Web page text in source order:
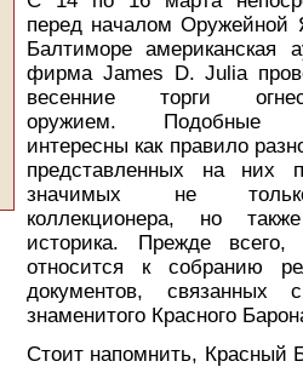
перед началом Оружейной
Балтиморе американская
фирма James D. Julia
весенние торги
оружием. Подобные
интересны как правило
представленных на них
значимых не
коллекционера, но
историка. Прежде всего,
относится к собранию
документов, связанных
знаменитого Красного
Стоит напомнить, Красный